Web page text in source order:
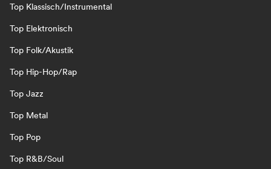
Top Klassisch/Instrumental
Top Elektronisch
Top Folk/Akustik
Top Hip-Hop/Rap
Top Jazz
Top Metal
Top Pop
Top R&B/Soul